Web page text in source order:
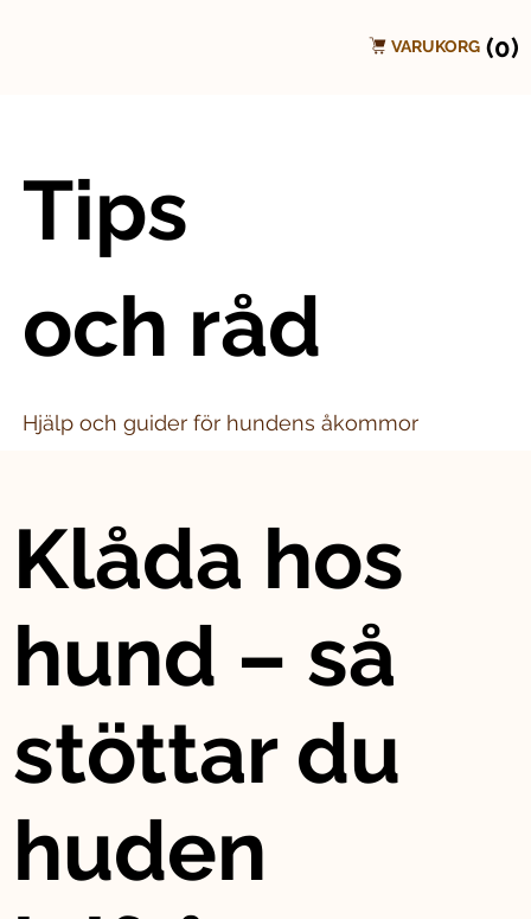
VARUKORG (0)
Tips
och råd
Hjälp och guider för hundens åkommor
Klåda hos
hund – så
stöttar du
huden